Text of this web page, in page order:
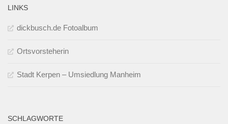
LINKS
dickbusch.de Fotoalbum
Ortsvorsteherin
Stadt Kerpen – Umsiedlung Manheim
SCHLAGWORTE